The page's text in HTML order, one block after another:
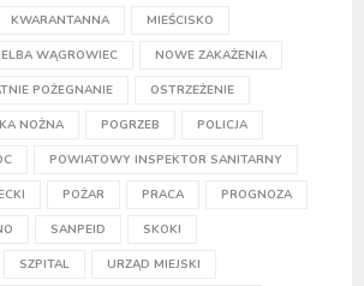
KWARANTANNA MIEŚCISKO
WĄGROWIEC NOWE ZAKAŻENIA
POŻEGNANIE OSTRZEŻENIE
NOŻNA POGRZEB POLICJA
POWIATOWY INSPEKTOR SANITARNY
POŻAR PRACA PROGNOZA
SANPEID SKOKI
SZPITAL URZĄD MIEJSKI